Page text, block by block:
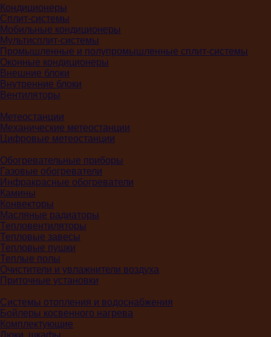
Кондиционеры
Сплит-системы
Мобильные кондиционеры
Мультисплит-системы
Промышленные и полупромышленные сплит-системы
Оконные кондиционеры
Внешние блоки
Внутренние блоки
Вентиляторы
Метеостанции
Механические метеостанции
Цифровые метеостанции
Обогревательные приборы
Газовые обогреватели
Инфракрасные обогреватели
Камины
Конвекторы
Масляные радиаторы
Тепловентиляторы
Тепловые завесы
Тепловые пушки
Теплые полы
Очистители и увлажнители воздуха
Приточные установки
Системы отопления и водоснабжения
Бойлеры косвенного нагрева
Комплектующие
Люки, шкафы